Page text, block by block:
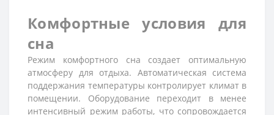
Комфортные условия для
сна
Режим комфортного сна создает оптимальную
атмосферу для отдыха. Автоматическая система
поддержания температуры контролирует климат в
помещении. Оборудование переходит в менее
интенсивный режим работы, что сопровождается